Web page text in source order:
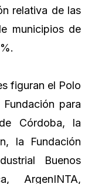
relativa de las
municipios de
figuran el Polo
para
Córdoba, la
la Fundación
Buenos
ArgenINTA,